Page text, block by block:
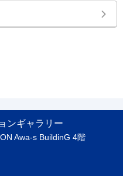
ンギャラリー
Awa-s BuildinG 4階